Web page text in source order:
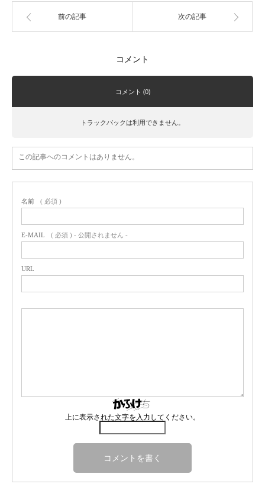
前の記事 次の記事
コメント
コメント (0)
トラックバックは利用できません。
この記事へのコメントはありません。
名前 ( 必須 )
E-MAIL ( 必須 ) - 公開されません -
URL
上に表示された文字を入力してください。